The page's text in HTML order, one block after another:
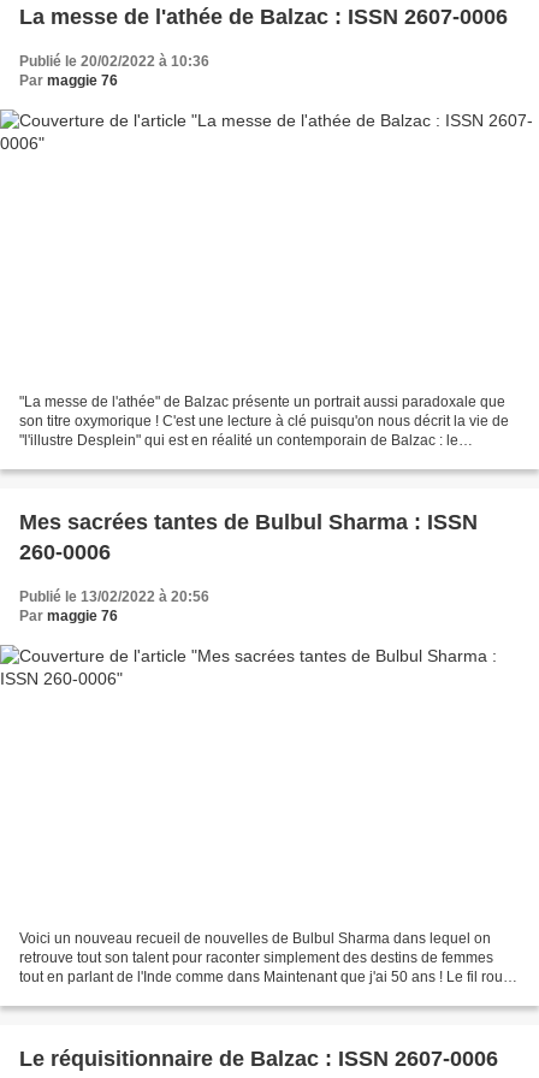
La messe de l'athée de Balzac : ISSN 2607-0006
Publié le 20/02/2022 à 10:36
Par maggie 76
"La messe de l'athée" de Balzac présente un portrait aussi paradoxale que
son titre oxymorique ! C'est une lecture à clé puisqu'on nous décrit la vie de
"l'illustre Desplein" qui est en réalité un contemporain de Balzac : le
Mes sacrées tantes de Bulbul Sharma : ISSN
260-0006
Publié le 13/02/2022 à 20:56
Par maggie 76
Voici un nouveau recueil de nouvelles de Bulbul Sharma dans lequel on
retrouve tout son talent pour raconter simplement des destins de femmes
tout en parlant de l'Inde comme dans Maintenant que j'ai 50 ans ! Le fil rouge
Le réquisitionnaire de Balzac : ISSN 2607-0006